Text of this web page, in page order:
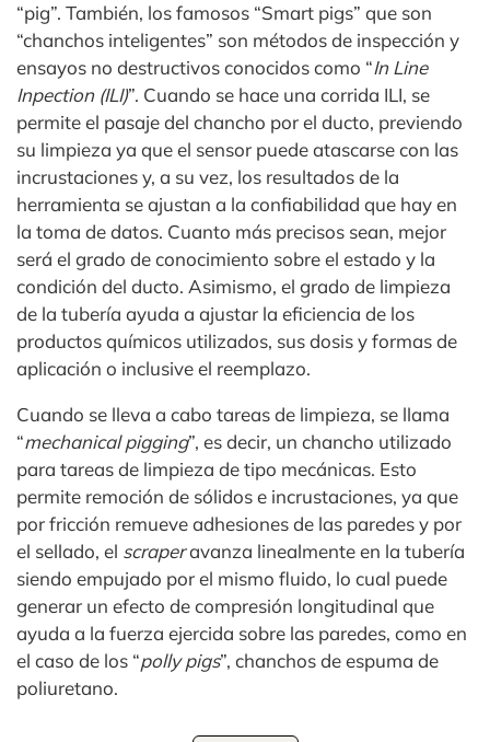
“pig”. También, los famosos “Smart pigs” que son
“chanchos inteligentes” son métodos de inspección y
ensayos no destructivos conocidos como “In Line
Inpection (ILI)”. Cuando se hace una corrida ILI, se
permite el pasaje del chancho por el ducto, previendo
su limpieza ya que el sensor puede atascarse con las
incrustaciones y, a su vez, los resultados de la
herramienta se ajustan a la confiabilidad que hay en
la toma de datos. Cuanto más precisos sean, mejor
será el grado de conocimiento sobre el estado y la
condición del ducto. Asimismo, el grado de limpieza
de la tubería ayuda a ajustar la eficiencia de los
productos químicos utilizados, sus dosis y formas de
aplicación o inclusive el reemplazo.
Cuando se lleva a cabo tareas de limpieza, se llama
“mechanical pigging”, es decir, un chancho utilizado
para tareas de limpieza de tipo mecánicas. Esto
permite remoción de sólidos e incrustaciones, ya que
por fricción remueve adhesiones de las paredes y por
el sellado, el scraperavanza linealmente en la tubería
siendo empujado por el mismo fluido, lo cual puede
generar un efecto de compresión longitudinal que
ayuda a la fuerza ejercida sobre las paredes, como en
el caso de los “polly pigs”, chanchos de espuma de
poliuretano.